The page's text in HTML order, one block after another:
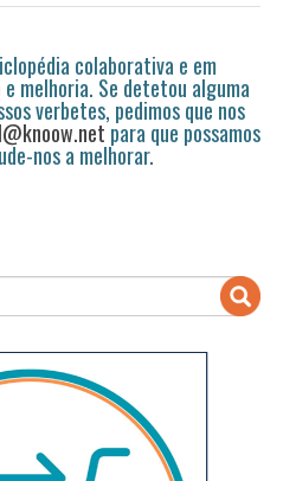
colaborativa e em
melhoria. Se detetou alguma
verbetes, pedimos que nos
para que possamos
nos a melhorar.